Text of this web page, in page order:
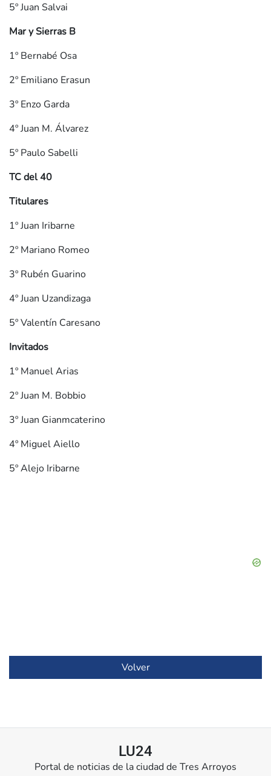
5º Juan Salvai
Mar y Sierras B
1º Bernabé Osa
2º Emiliano Erasun
3º Enzo Garda
4º Juan M. Álvarez
5º Paulo Sabelli
TC del 40
Titulares
1º Juan Iribarne
2º Mariano Romeo
3º Rubén Guarino
4º Juan Uzandizaga
5º Valentín Caresano
Invitados
1º Manuel Arias
2º Juan M. Bobbio
3º Juan Gianmcaterino
4º Miguel Aiello
5º Alejo Iribarne
Volver
LU24
Portal de noticias de la ciudad de Tres Arroyos